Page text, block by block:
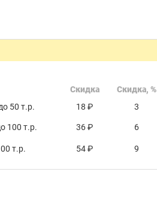
Скидка Скидка, %
50 т.р.
18 ₽ 3
100 т.р. 36 ₽ 6
т.р. 54 ₽ 9